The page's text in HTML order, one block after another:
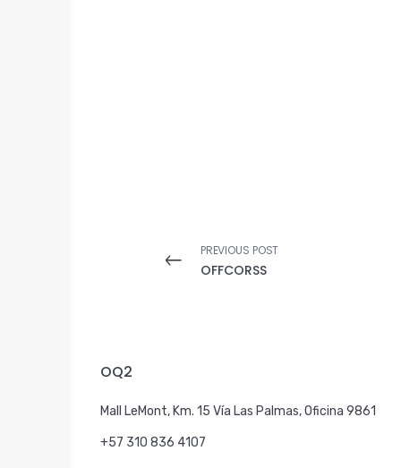
PREVIOUS POST
OFFCORSS
OQ2
Mall LeMont, Km. 15 Vía Las Palmas, Oficina 9861
+57 310 836 4107